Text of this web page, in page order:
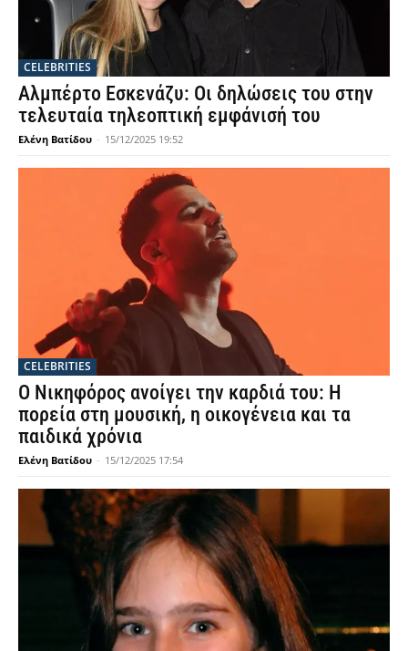
CELEBRITIES
Αλμπέρτο Εσκενάζυ: Οι δηλώσεις του στην
τελευταία τηλεοπτική εμφάνισή του
Ελένη Βατίδου - 15/12/2025 19:52
CELEBRITIES
Ο Νικηφόρος ανοίγει την καρδιά του: Η
πορεία στη μουσική, η οικογένεια και τα
παιδικά χρόνια
Ελένη Βατίδου - 15/12/2025 17:54